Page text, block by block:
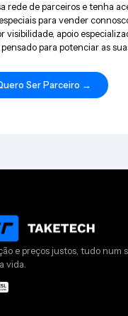
rede de parceiros e tenha
para vender
visibilidade, apoio
para potenciar as
Ser Parceiro →
e preços justos, tudo num
vida.